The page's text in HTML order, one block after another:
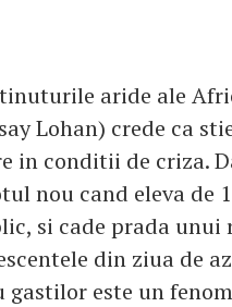
aride ale
Lohan) crede ca
in conditii de criza.
nou cand eleva de
si cade prada unui
din ziua de
este un